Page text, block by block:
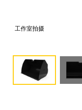
工作室拍摄